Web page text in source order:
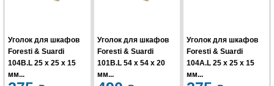
Уголок для шкафов
Foresti & Suardi
104B.L 25 x 25 x 15
мм...
Уголок для шкафов
Foresti & Suardi
101B.L 54 x 54 x 20
мм...
Уголок для шкафов
Foresti & Suardi
104A.L 25 x 25 x 15
мм...